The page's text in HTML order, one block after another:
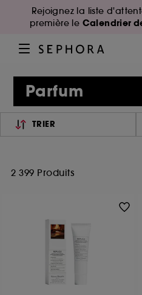
Rejoignez la liste
première le Calendrier
Parfum
TRIER
2 399 Produits